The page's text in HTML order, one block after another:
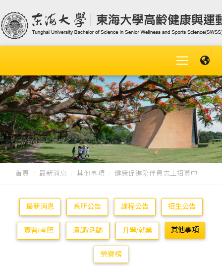
首頁 最新消息 其他事項 健康促進陪伴員志工招募中
最新消息 系所公告 課程公告 招生公告
實習/考照 演講/活動 升學/就業 其他事項
榮譽榜